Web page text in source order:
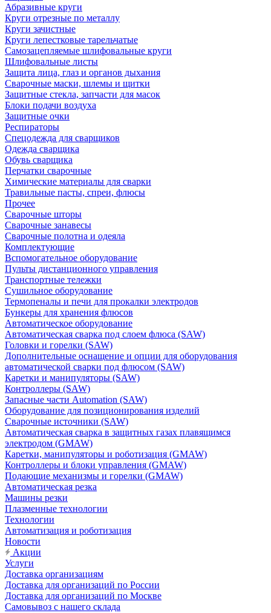
Абразивные круги
Круги отрезные по металлу
Круги зачистные
Круги лепестковые тарельчатые
Самозацепляемые шлифовальные круги
Шлифовальные листы
Защита лица, глаз и органов дыхания
Сварочные маски, шлемы и щитки
Защитные стекла, запчасти для масок
Блоки подачи воздуха
Защитные очки
Респираторы
Спецодежда для сварщиков
Одежда сварщика
Обувь сварщика
Перчатки сварочные
Химические материалы для сварки
Травильные пасты, спреи, флюсы
Прочее
Сварочные шторы
Сварочные занавесы
Сварочные полотна и одеяла
Комплектующие
Вспомогательное оборудование
Пульты дистанционного управления
Транспортные тележки
Сушильное оборудование
Термопеналы и печи для прокалки электродов
Бункеры для хранения флюсов
Автоматическое оборудование
Автоматическая сварка под слоем флюса (SAW)
Головки и горелки (SAW)
Дополнительные оснащение и опции для оборудования
автоматической сварки под флюсом (SAW)
Каретки и манипуляторы (SAW)
Контроллеры (SAW)
Запасные части Automation (SAW)
Оборудование для позиционирования изделий
Сварочные источники (SAW)
Автоматическая сварка в защитных газах плавящимся
электродом (GMAW)
Каретки, манипуляторы и роботизация (GMAW)
Контроллеры и блоки управления (GMAW)
Подающие механизмы и горелки (GMAW)
Автоматическая резка
Машины резки
Плазменные технологии
Технологии
Автоматизация и роботизация
Новости
Акции
Услуги
Доставка организациям
Доставка для организаций по России
Доставка для организаций по Москве
Самовывоз с нашего склада